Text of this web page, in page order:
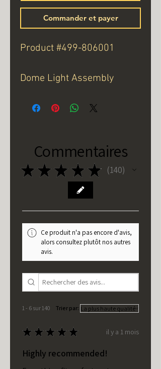
Commander et payer
Product #499-806001
Dome Light Assembly
Commentaires
★ ★ ★ ★ ★ 140
140
Ce produit n'a pas encore d'avis,
alors consultez plutôt nos autres
avis.
1 - 6 sur 140 Trier par:
★ ★ ★ ★ ★ il y a 1 mois
Highly recommended!